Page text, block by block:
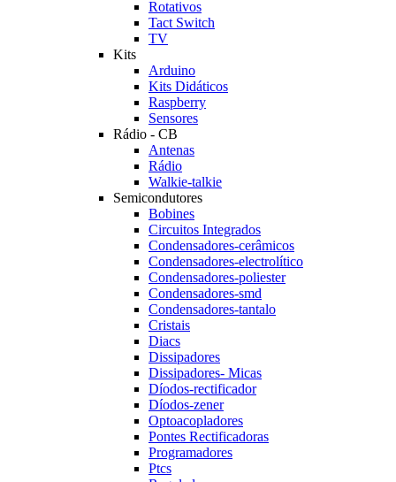
Rotativos
Tact Switch
TV
Kits
Arduino
Kits Didáticos
Raspberry
Sensores
Rádio - CB
Antenas
Rádio
Walkie-talkie
Semicondutores
Bobines
Circuitos Integrados
Condensadores-cerâmicos
Condensadores-electrolítico
Condensadores-poliester
Condensadores-smd
Condensadores-tantalo
Cristais
Diacs
Dissipadores
Dissipadores- Micas
Díodos-rectificador
Díodos-zener
Optoacopladores
Pontes Rectificadoras
Programadores
Ptcs